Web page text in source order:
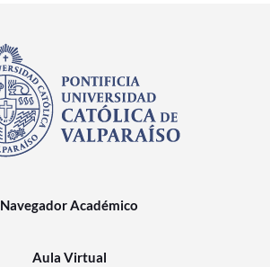
Navegador Académico
Aula Virtual